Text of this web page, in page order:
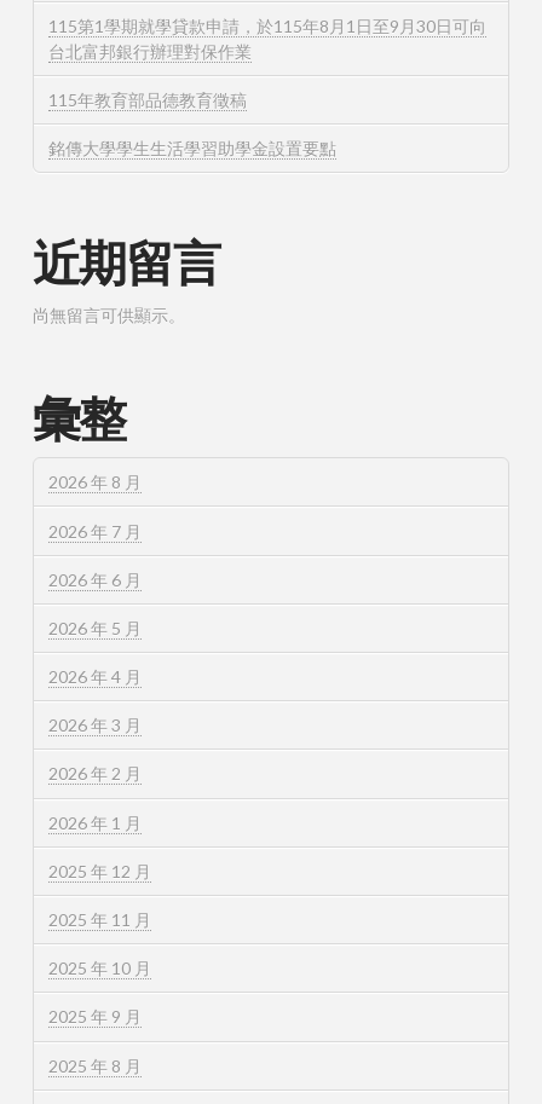
115第1學期就學貸款申請，於115年8月1日至9月30日可向
台北富邦銀行辦理對保作業
115年教育部品德教育徵稿
銘傳大學學生生活學習助學金設置要點
近期留言
尚無留言可供顯示。
彙整
2026 年 8 月
2026 年 7 月
2026 年 6 月
2026 年 5 月
2026 年 4 月
2026 年 3 月
2026 年 2 月
2026 年 1 月
2025 年 12 月
2025 年 11 月
2025 年 10 月
2025 年 9 月
2025 年 8 月